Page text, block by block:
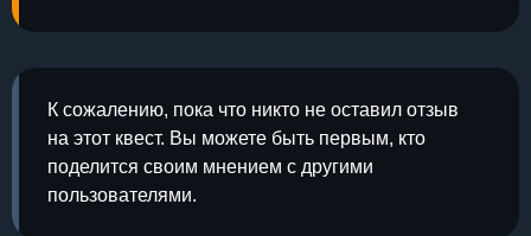
К сожалению, пока что никто не оставил отзыв
на этот квест. Вы можете быть первым, кто
поделится своим мнением с другими
пользователями.